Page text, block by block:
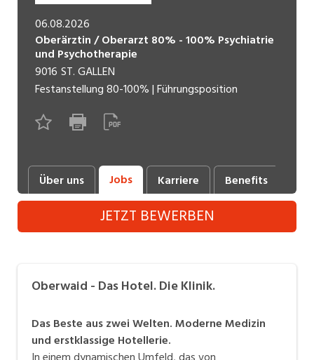
Ferienjob
POSITION
Führungsposition
Management / Kader
Engineering, Technik, Architektur
Finanzen, Controlling, Treuhand, Recht
Gartenbau, Landwirtschaft, Forstwirtschaft
Lebensmittel
Industrie, Maschinenbau, Anlagenbau,
Produktion
Informatik, Telekommunikation
Mechanik, Elektronik, Optik, Textil (Fertigung)
06.08.2026
Oberärztin / Oberarzt 80% - 100% Psychiatrie
und Psychotherapie
9016 ST. GALLEN
Festanstellung80-100%|Führungsposition
Über uns Jobs Karriere Benefits
JETZT BEWERBEN
Oberwaid - Das Hotel. Die Klinik.
Das Beste aus zwei Welten. Moderne Medizin
und erstklassige Hotellerie.